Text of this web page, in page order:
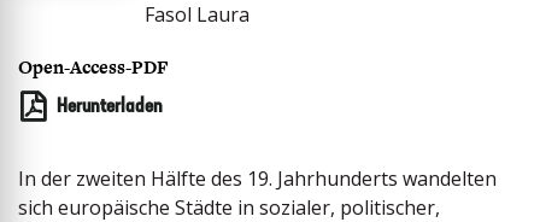
Fasol Laura
Open-Access-PDF
Herunterladen
In der zweiten Hälfte des 19. Jahrhunderts wandelten
sich euro­päische Städte in sozialer, politischer,